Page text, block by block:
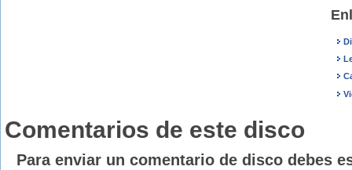
Comentarios de este disco
Para enviar un comentario de disco debes